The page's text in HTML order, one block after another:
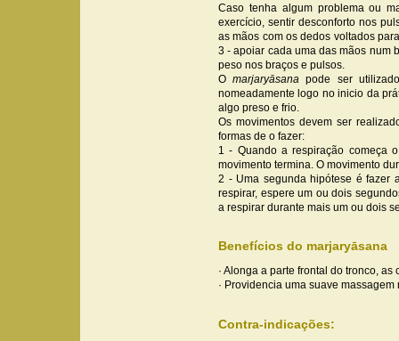
Caso tenha algum problema ou
exercício, sentir desconforto nos
as mãos com os dedos voltados
3 - apoiar cada uma das mãos num
peso nos braços e pulsos.
Omarjaryāsana pode ser
nomeadamente logo no inicio da
algo preso e frio.
Os movimentos devem ser
formas de o fazer:
1 - Quando a respiração começa
movimento termina. O movimento
2 - Uma segunda hipótese é fazer
respirar, espere um ou dois
a respirar durante mais um ou dois
Benefícios do marjaryāsana
· Alonga a parte frontal do tronco, as
· Providencia uma suave
Contra-indicações: